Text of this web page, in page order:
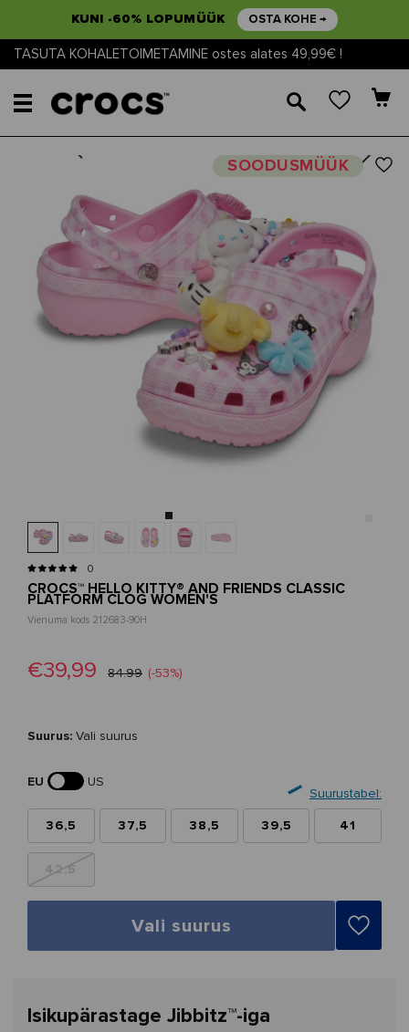
KUNI -60% LOPUMÜÜK OSTA KOHE →
TASUTA KOHALETOIMETAMINE ostes alates 49,99€ !
🔎
SOODUSMÜÜKNext
0
CROCS™ HELLO KITTY® AND FRIENDS CLASSIC
PLATFORM CLOG WOMEN'S
Vienuma kods 212683-90H
€39,99 84.99 (-53%)
Suurus: Vali suurus
EU
US
Suurustabel:
36,5 37,5 38,5 39,5 41
42,5
Vali suurus
Isikupärastage Jibbitz™-iga